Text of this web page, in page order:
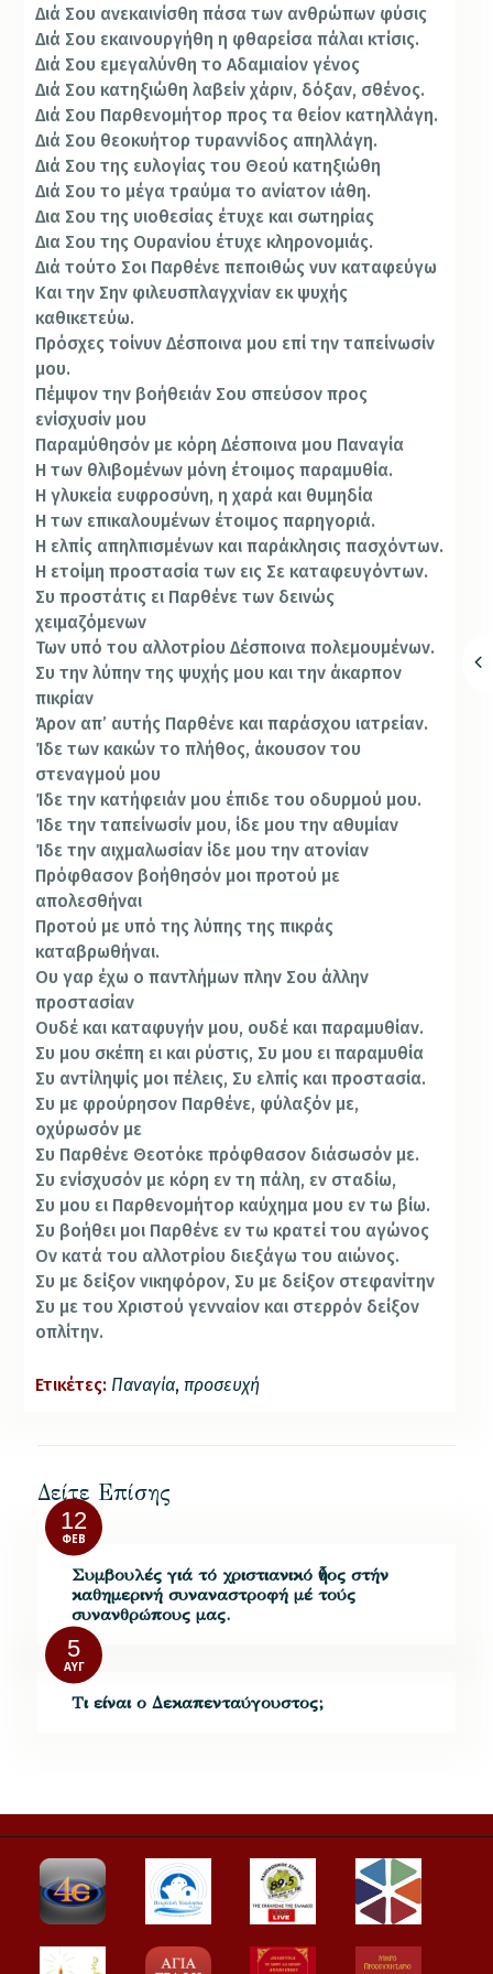
Διά Σου ανεκαινίσθη πάσα των ανθρώπων φύσις
Διά Σου εκαινουργήθη η φθαρείσα πάλαι κτίσις.
Διά Σου εμεγαλύνθη το Αδαμιαίον γένος
Διά Σου κατηξιώθη λαβείν χάριν, δόξαν, σθένος.
Διά Σου Παρθενομήτορ προς τα θείον κατηλλάγη.
Διά Σου θεοκυήτορ τυραννίδος απηλλάγη.
Διά Σου της ευλογίας του Θεού κατηξιώθη
Διά Σου το μέγα τραύμα το ανίατον ιάθη.
Δια Σου της υιοθεσίας έτυχε και σωτηρίας
Δια Σου της Ουρανίου έτυχε κληρονομιάς.
Διά τούτο Σοι Παρθένε πεποιθώς νυν καταφεύγω
Και την Σην φιλευσπλαγχνίαν εκ ψυχής
καθικετεύω.
Πρόσχες τοίνυν Δέσποινα μου επί την ταπείνωσίν
μου.
Πέμψον την βοήθειάν Σου σπεύσον προς
ενίσχυσίν μου
Παραμύθησόν με κόρη Δέσποινα μου Παναγία
Η των θλιβομένων μόνη έτοιμος παραμυθία.
Η γλυκεία ευφροσύνη, η χαρά και θυμηδία
Η των επικαλουμένων έτοιμος παρηγοριά.
Η ελπίς απηλπισμένων και παράκλησις πασχόντων.
Η ετοίμη προστασία των εις Σε καταφευγόντων.
Συ προστάτις ει Παρθένε των δεινώς
χειμαζόμενων
Των υπό του αλλοτρίου Δέσποινα πολεμουμένων.
Συ την λύπην της ψυχής μου και την άκαρπον
πικρίαν
Άρον απ’ αυτής Παρθένε και παράσχου ιατρείαν.
Ίδε των κακών το πλήθος, άκουσον του
στεναγμού μου
Ίδε την κατήφειάν μου έπιδε του οδυρμού μου.
Ίδε την ταπείνωσίν μου, ίδε μου την αθυμίαν
Ίδε την αιχμαλωσίαν ίδε μου την ατονίαν
Πρόφθασον βοήθησόν μοι προτού με
απολεσθήναι
Προτού με υπό της λύπης της πικράς
καταβρωθήναι.
Ου γαρ έχω ο παντλήμων πλην Σου άλλην
προστασίαν
Ουδέ και καταφυγήν μου, ουδέ και παραμυθίαν.
Συ μου σκέπη ει και ρύστις, Συ μου ει παραμυθία
Συ αντίληψίς μοι πέλεις, Συ ελπίς και προστασία.
Συ με φρούρησον Παρθένε, φύλαξόν με,
οχύρωσόν με
Συ Παρθένε Θεοτόκε πρόφθασον διάσωσόν με.
Συ ενίσχυσόν με κόρη εν τη πάλη, εν σταδίω,
Συ μου ει Παρθενομήτορ καύχημα μου εν τω βίω.
Συ βοήθει μοι Παρθένε εν τω κρατεί του αγώνος
Ον κατά του αλλοτρίου διεξάγω του αιώνος.
Συ με δείξον νικηφόρον, Συ με δείξον στεφανίτην
Συ με του Χριστού γενναίον και στερρόν δείξον
οπλίτην.
Ετικέτες: Παναγία,προσευχή
Δείτε Επίσης
12
ΦΕΒ
Συμβουλές γιά τό χριστιανικό ἦθος στήν
καθημερινή συναναστροφή μέ τούς
συνανθρώπους μας.
5
ΑΥΓ
Τι είναι ο Δεκαπενταύγουστος;